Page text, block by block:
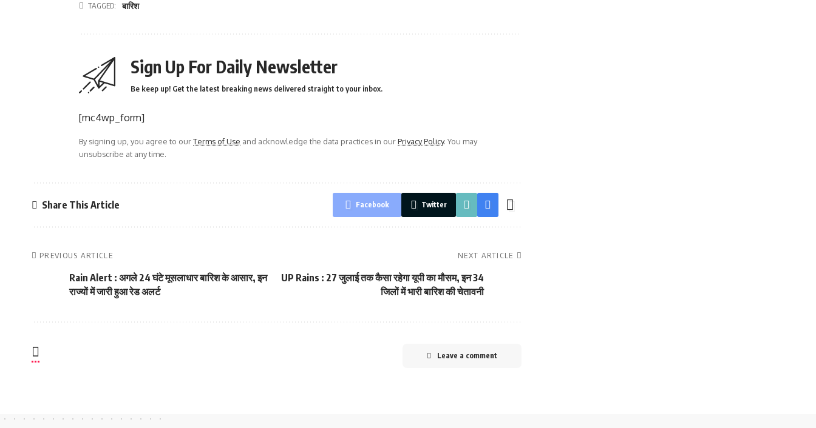
TAGGED: बारिश
Sign Up For Daily Newsletter
Be keep up! Get the latest breaking news delivered straight to your inbox.
[mc4wp_form]
By signing up, you agree to ourTerms of Use and acknowledge the data practices in ourPrivacy Policy. You may
unsubscribe at any time.
Share This Article Facebook Twitter
PREVIOUS ARTICLE
Rain Alert : अगले 24 घंटे मूसलाधार बारिश के आसार, इन
राज्यों में जारी हुआ रेड अलर्ट
NEXT ARTICLE
UP Rains : 27 जुलाई तक कैसा रहेगा यूपी का मौसम, इन 34
जिलों में भारी बारिश की चेतावनी
Leave a comment